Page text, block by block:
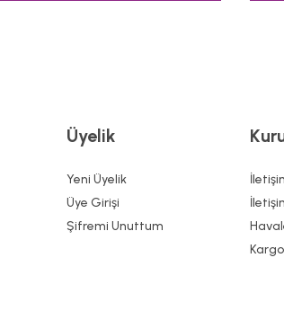
Gönder
Üyelik
Yeni Üyelik
Üye Girişi
Şifremi Unuttum